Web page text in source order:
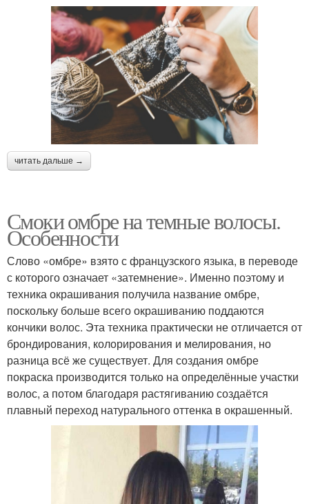
читать дальше →
Смоки омбре на темные волосы.
Особенности
Слово «омбре» взято с французского языка, в переводе
с которого означает «затемнение». Именно поэтому и
техника окрашивания получила название омбре,
поскольку больше всего окрашиванию поддаются
кончики волос. Эта техника практически не отличается от
брондирования, колорирования и мелирования, но
разница всё же существует. Для создания омбре
покраска производится только на определённые участки
волос, а потом благодаря растягиванию создаётся
плавный переход натурального оттенка в окрашенный.